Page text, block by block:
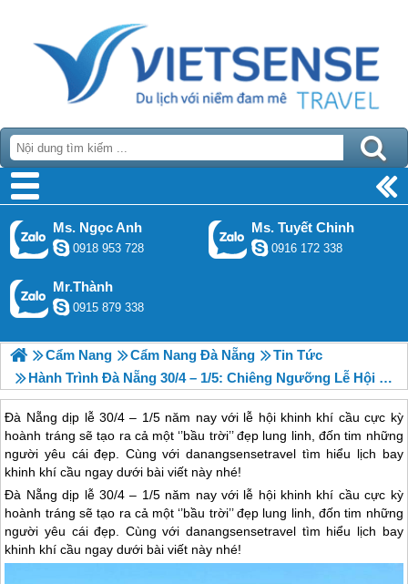
Ms. Ngọc Anh
0918 953 728
Ms. Tuyết Chinh
0916 172 338
Mr.Thành
0915 879 338
Cẩm Nang Cẩm Nang Đà Nẵng
Tin Tức
Hành Trình Đà Nẵng 30/4 – 1/5: Chiêng Ngưỡng Lễ Hội Khinh Khí Cầu
Đà Nẵng dịp lễ 30/4 – 1/5 năm nay với lễ hội khinh khí cầu cực kỳ
hoành tráng sẽ tạo ra cả một ‘’bầu trời’’ đẹp lung linh, đốn tim những
người yêu cái đẹp. Cùng với danangsensetravel tìm hiểu lịch bay
khinh khí cầu ngay dưới bài viết này nhé!
Đà Nẵng dịp lễ 30/4 – 1/5 năm nay với lễ hội khinh khí cầu cực kỳ
hoành tráng sẽ tạo ra cả một ‘’bầu trời’’ đẹp lung linh, đốn tim những
người yêu cái đẹp. Cùng với danangsensetravel tìm hiểu lịch bay
khinh khí cầu ngay dưới bài viết này nhé!